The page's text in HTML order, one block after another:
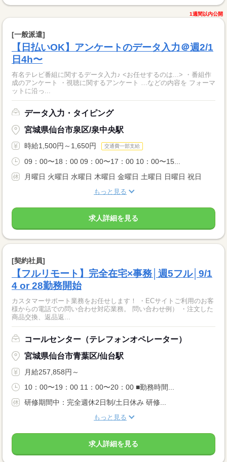
1週間以内公開
[一般派遣]
【日払いOK】アンケートのデータ入力＠週2/1
日4h〜
有名テレビ番組に関するデータ入力♪ <お任せするのは...> ・番組作
成のアンケート ・視聴に関するアンケート …などの内容を フォーマ
ットに沿っ...
データ入力・タイピング
宮城県仙台市泉区/泉中央駅
時給1,500円～1,650円 交通費一部支給
09：00〜18：00 09：00〜17：00 10：00〜15...
月曜日 火曜日 水曜日 木曜日 金曜日 土曜日 日曜日 祝日
もっと見る
求人詳細を見る
[契約社員]
【フルリモート】完全在宅×事務│週5フル│9/1
4 or 28勤務開始
カスタマーサポート業務をお任せします！ ・ECサイトご利用のお客
様からの電話での問い合わせ対応業務。 問い合わせ例） ・注文した
商品交換、返品返...
コールセンター（テレフォンオペレーター）
宮城県仙台市青葉区/仙台駅
月給257,858円～
10：00〜19：00 11：00〜20：00 ■勤務時間...
研修期間中：完全週休2日制/土日休み 研修...
もっと見る
求人詳細を見る